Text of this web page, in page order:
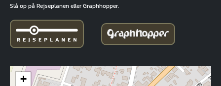
Slå op på Rejseplanen eller Graphhopper.
+